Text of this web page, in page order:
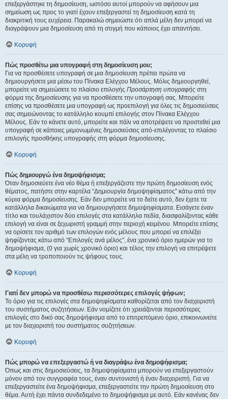
επεξεργάστηκε τη δημοσίευση, ωστόσο αυτοί μπορούν να αφήσουν μια
σημείωση ως προς το γιατί έχουν επεξεργαστεί τη δημοσίευση κατά τη
διακριτική τους ευχέρεια. Παρακαλώ σημειώστε ότι απλά μέλη δεν μπορεί να
διαγράψουν μια δημοσίευση από τη στιγμή που κάποιος έχει απαντήσει.
Κορυφή
Πώς προσθέτω μια υπογραφή στη δημοσίευση μου;
Για να προσθέσετε υπογραφή σε μια δημοσίευση πρέπει πρώτα να
δημιουργήσετε μια μέσω του Πίνακα Ελέγχου Μέλους. Μόλις δημιουργηθεί,
μπορείτε να σημειώσετε το πλαίσιο επιλογής Προσάρτηση υπογραφής στη
φόρμα της δημοσίευσης για να προσθέσετε την υπογραφή σας. Μπορείτε
επίσης να προσθέσετε μια υπογραφή ως προεπιλογή για όλες τις δημοσιεύσεις
σας σημειώνοντας το κατάλληλο κουμπί επιλογής στον Πίνακα Ελέγχου
Μέλους. Εάν το κάνετε αυτό, μπορείτε και πάλι να αποτρέψετε να προστεθεί μια
υπογραφή σε κάποιες μεμονωμένες δημοσιεύσεις από-επιλέγοντας το πλαίσιο
επιλογής προσθήκης υπογραφής στη φόρμα δημοσίευσης.
Κορυφή
Πώς δημιουργώ ένα δημοψήφισμα;
Όταν δημοσιεύετε ένα νέο θέμα ή επεξεργάζεστε την πρώτη δημοσίευση ενός
θέματος, πατήστε στην καρτέλα “Δημιουργία δημοψηφίσματος” κάτω από την
κύρια φόρμα δημοσίευσης. Εάν δεν μπορείτε να το δείτε αυτό, δεν έχετε τα
κατάλληλα δικαιώματα για να δημιουργήσετε δημοψηφίσματα. Εισάγετε έναν
τίτλο και τουλάχιστον δύο επιλογές στα κατάλληλα πεδία, διασφαλίζοντας κάθε
επιλογή να είναι σε ξεχωριστή γραμμή στην περιοχή κειμένου. Μπορείτε επίσης
να ορίσετε τον αριθμό των επιλογών ενός μέλους που μπορεί να επιλέξει
ψηφίζοντας κάτω από “Επιλογές ανά μέλος”, ένα χρονικό όριο ημερών για το
δημοψήφισμα, (0 για χωρίς χρονικό όριο) και τέλος την επιλογή να επιτρέψετε
στα μέλη να τροποποιούν τις ψήφους τους.
Κορυφή
Γιατί δεν μπορώ να προσθέσω περισσότερες επιλογές ψήφων;
Το όριο για τις επιλογές στα δημοψηφίσματα καθορίζεται από τον διαχειριστή
του συστήματος συζητήσεων. Εάν νομίζετε ότι χρειάζονται περισσότερες
επιλογές στο δικό σας δημοψήφισμα από το επιτρεπόμενο όριο, επικοινωνείτε
με τον διαχειριστή του συστήματος συζητήσεων.
Κορυφή
Πώς μπορώ να επεξεργαστώ ή να διαγράψω ένα δημοψήφισμα;
Όπως και στις δημοσιεύσεις, τα δημοψηφίσματα μπορούν να επεξεργαστούν
μόνον από τον συγγραφέα τους, έναν συντονιστή ή έναν διαχειριστή. Για να
επεξεργαστείτε ένα δημοψήφισμα, επεξεργαστείτε την πρώτη δημοσίευση στο
θέμα. Αυτή έχει πάντα συνδεδεμένο το δημοψήφισμα με αυτό. Εάν κανένας δεν